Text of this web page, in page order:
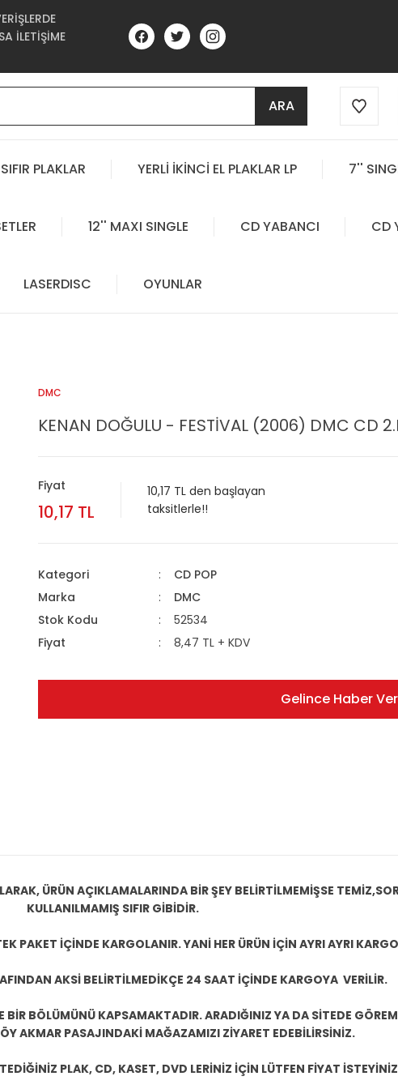
İLETİŞİME
ARA
PLAKLAR YERLİ İKİNCİ EL PLAKLAR LP 7''
12'' MAXI SINGLE CD YABANCI CD
LASERDISC OYUNLAR
DMC
KENAN DOĞULU - FESTİVAL (2006) DMC CD
Fiyat
10,17 TL
10,17 TL den başlayan
taksitlerle!!
Kategori
CD POP
Marka
DMC
Stok Kodu
52534
Fiyat
8,47 TL + KDV
Gelince Haber Ver
ÜRÜN AÇIKLAMALARINDA BİR ŞEY BELİRTİLMEMİŞSE
KULLANILMAMIŞ SIFIR GİBİDİR.
PAKET İÇİNDE KARGOLANIR. YANİ HER ÜRÜN İÇİN AYRI AYRI
AKSİ BELİRTİLMEDİKÇE 24 SAAT İÇİNDE KARGOYA VERİLİR.
BÖLÜMÜNÜ KAPSAMAKTADIR. ARADIĞINIZ YA DA SİTEDE
AKMAR PASAJINDAKİ MAĞAZAMIZI ZİYARET EDEBİLİRSİNİZ.
PLAK, CD, KASET, DVD LERİNİZ İÇİN LÜTFEN FİYAT